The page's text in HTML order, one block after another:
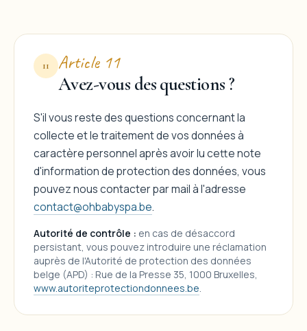
11
Article 11
Avez-vous des questions ?
S'il vous reste des questions concernant la
collecte et le traitement de vos données à
caractère personnel après avoir lu cette note
d'information de protection des données, vous
pouvez nous contacter par mail à l'adresse
contact@ohbabyspa.be.
Autorité de contrôle : en cas de désaccord
persistant, vous pouvez introduire une réclamation
auprès de l'Autorité de protection des données
belge (APD) : Rue de la Presse 35, 1000 Bruxelles,
www.autoriteprotectiondonnees.be